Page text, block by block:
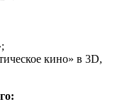
кино» в 3D,